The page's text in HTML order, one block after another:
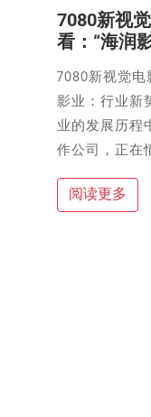
7080新视
看：“海润
7080新视觉
影业：行业新
业的发展历程
作公司，正在
阅读更多